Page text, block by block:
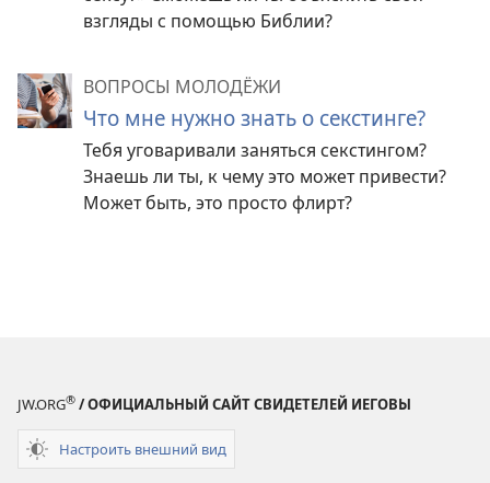
взгляды с помощью Библии?
ВОПРОСЫ МОЛОДЁЖИ
Что мне нужно знать о секстинге?
Тебя уговаривали заняться секстингом?
Знаешь ли ты, к чему это может привести?
Может быть, это просто флирт?
JW.ORG® / ОФИЦИАЛЬНЫЙ САЙТ СВИДЕТЕЛЕЙ ИЕГОВЫ
Настроить внешний вид